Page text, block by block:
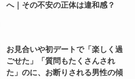
へ｜その不安の正体は違和感？
お見合いや初デートで「楽しく過
ごせた」「質問もたくさんされ
た」のに、お断りされる男性の傾